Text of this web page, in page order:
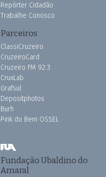
Repórter Cidadão
Trabalhe Conosco
Parceiros
ClassiCruzeiro
CruzeiroCard
Cruzeiro FM 92.3
CruxLab
Grafsul
Depositphotos
Burh
Pink do Bem OSSEL
Fundação Ubaldino do
Amaral